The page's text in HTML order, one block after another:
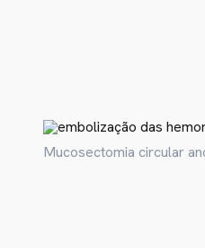
Mucosectomia circular